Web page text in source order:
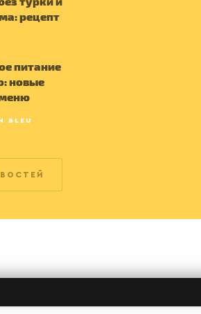
рецепт
питание
новые
BLEU